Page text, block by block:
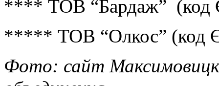
**** ТОВ “Бардаж” (код
***** ТОВ “Олкос” (код
Фото: сайт